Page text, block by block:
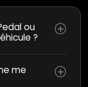
ou
?
me